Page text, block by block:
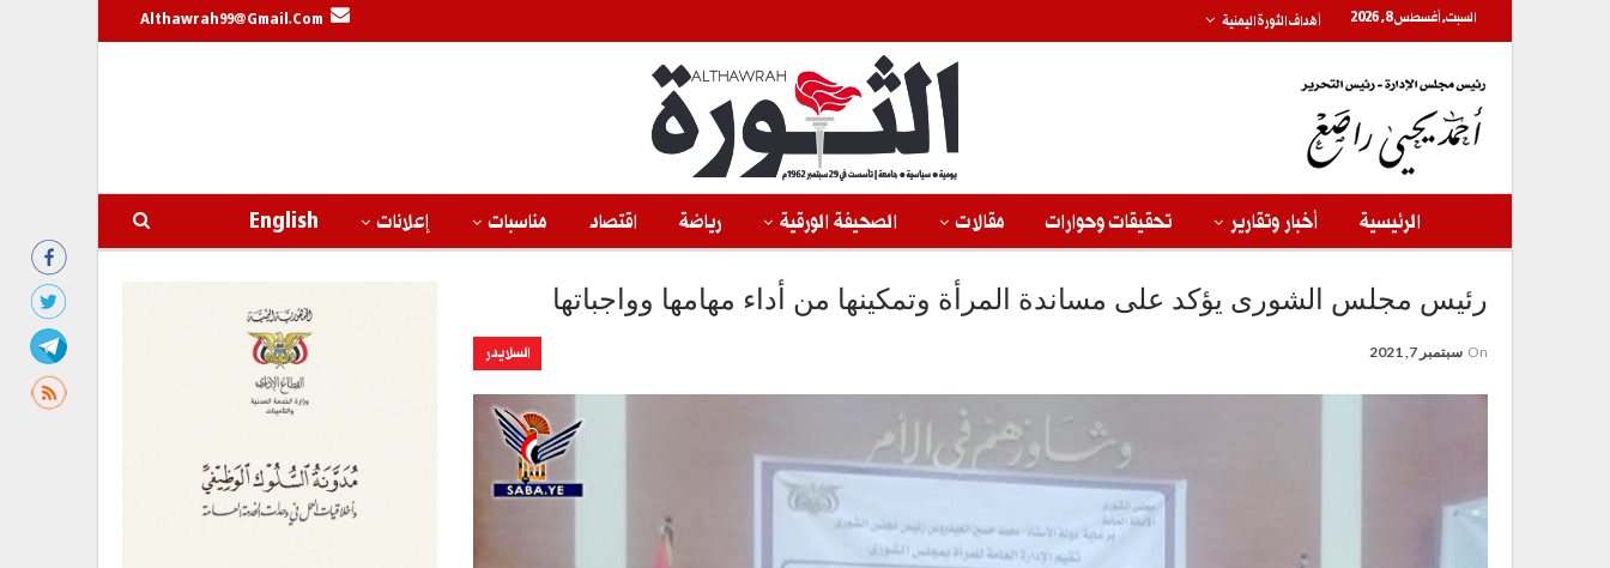
السبت, أغسطس 8, 2026 أهداف الثورة اليمنية Althawrah99@gmail.com
الرئيسية أخبار وتقارير تحقيقات وحوارات مقالات الصحيفة الورقية رياضة اقتصاد مناسبات إعلانات English
رئيس مجلس الشورى يؤكد على مساندة المرأة وتمكينها من أداء مهامها وواجباتها
السلايدر On سبتمبر 7, 2021